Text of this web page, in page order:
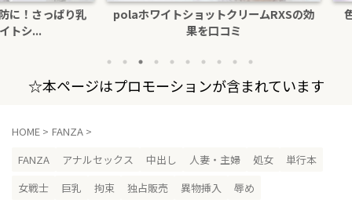
っぱり乳
polaホワイトショットクリームRXSの効
果を口コミ
色白に
☆本ページはプロモーションが含まれています
HOME > FANZA >
FANZA
アナルセックス 中出し 人妻・主婦 処女
単行本
女戦士
巨乳 拘束 独占販売 異物挿入 辱め